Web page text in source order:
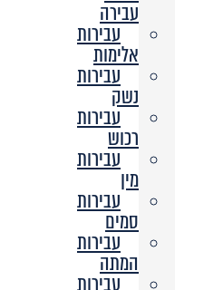
עבירה
עבירות
אלימות
עבירות
נשק
עבירות
רכוש
עבירות
מין
עבירות
סמים
עבירות
המתה